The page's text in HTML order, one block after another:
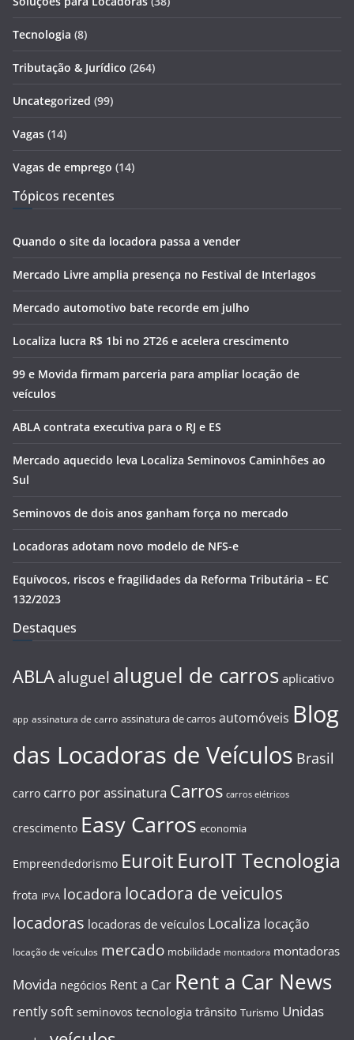
Tecnologia (8)
Tributação & Jurídico (264)
Uncategorized (99)
Vagas (14)
Vagas de emprego (14)
Tópicos recentes
Quando o site da locadora passa a vender
Mercado Livre amplia presença no Festival de Interlagos
Mercado automotivo bate recorde em julho
Localiza lucra R$ 1bi no 2T26 e acelera crescimento
99 e Movida firmam parceria para ampliar locação de
veículos
ABLA contrata executiva para o RJ e ES
Mercado aquecido leva Localiza Seminovos Caminhões ao
Sul
Seminovos de dois anos ganham força no mercado
Locadoras adotam novo modelo de NFS-e
Equívocos, riscos e fragilidades da Reforma Tributária – EC
132/2023
Destaques
ABLA aluguel aluguel de carros aplicativo
app assinatura de carro assinatura de carros automóveis Blog
das Locadoras de Veículos Brasil
carro carro por assinatura Carros carros elétricos
crescimento Easy Carros economia
Empreendedorismo Euroit EuroIT Tecnologia
frota IPVA locadora locadora de veiculos
locadoras locadoras de veículos Localiza locação
locação de veículos mercado mobilidade montadora montadoras
Movida negócios Rent a Car Rent a Car News
rently soft seminovos tecnologia trânsito Turismo Unidas